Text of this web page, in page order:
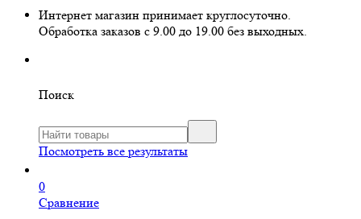
Интернет магазин принимает круглосуточно.
Обработка заказов с 9.00 до 19.00 без выходных.
Поиск
Посмотреть все результаты
0
Сравнение